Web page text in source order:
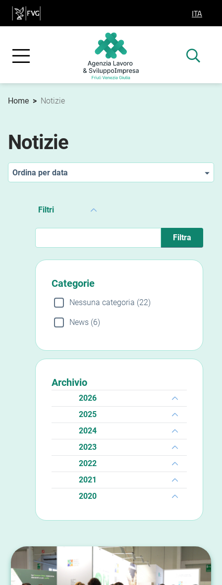
ITA
Home > Notizie
Notizie
Ordina per data
Filtri
Categorie
Nessuna categoria (22)
News (6)
Archivio
2026
2025
2024
2023
2022
2021
2020